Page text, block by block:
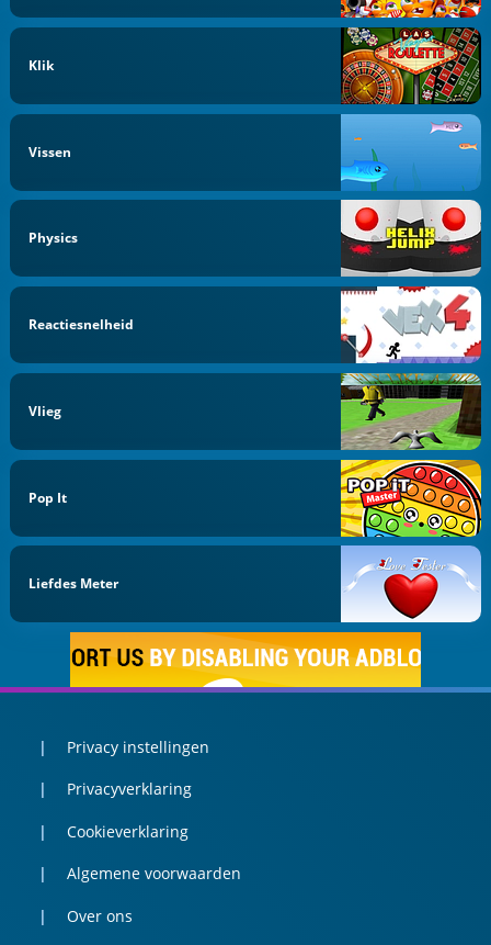
Klik
Vissen
Physics
Reactiesnelheid
Vlieg
Pop It
Liefdes Meter
Privacy instellingen
Privacyverklaring
Cookieverklaring
Algemene voorwaarden
Over ons